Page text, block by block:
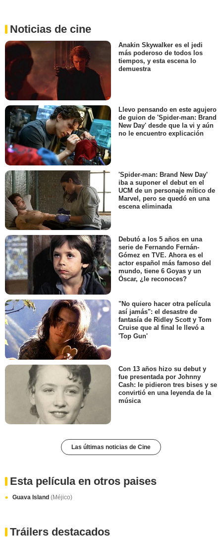
Noticias de cine
Anakin Skywalker es el jedi
más poderoso de todos los
tiempos, y esta escena lo
demuestra
Llevo pensando en este agujero
de guion de 'Spider-man: Brand
New Day' desde que la vi y aún
no le encuentro explicación
'Spider-man: Brand New Day'
iba a suponer el debut en el
UCM de un personaje mítico de
Marvel, pero se quedó en una
escena eliminada
Debutó a los 5 años en una
serie de Fernando Fernán-
Gómez en TVE. Ahora es el
actor español más famoso del
mundo, tiene 6 Goyas y un
Óscar, ¿le reconoces?
"No quiero hacer otra película
así jamás": el desastre de
fantasía de Ridley Scott y Tom
Cruise que al final le llevó a
'Top Gun'
Con 13 años hizo su debut y
fue presentada por Johnny
Cash: le pidieron tres bises y se
convirtió en una leyenda de la
música
Las últimas noticias de Cine
Esta película en otros paises
Guava Island (Méjico)
Tráilers destacados